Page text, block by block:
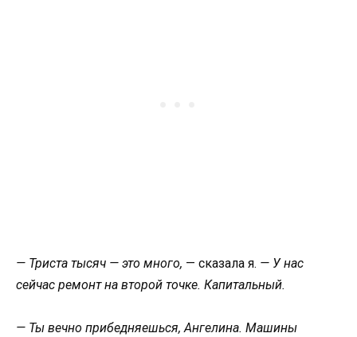
— Триста тысяч — это много, — сказала я. — У нас
сейчас ремонт на второй точке. Капитальный.
— Ты вечно прибедняешься, Ангелина. Машины